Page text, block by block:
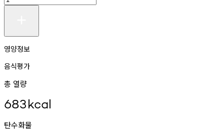
영양정보
음식평가
총 열량
683kcal
탄수화물